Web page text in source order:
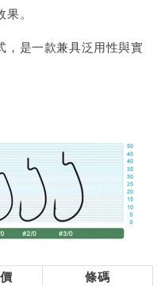
。
，是一款兼具泛用性與實
條碼